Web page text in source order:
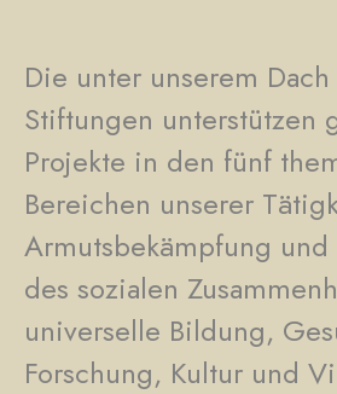
Die unter unserem
Stiftungen unterstützen
Projekte in den fünf
Bereichen unserer
Armutsbekämpfung und
des sozialen
universelle Bildung,
Forschung, Kultur und